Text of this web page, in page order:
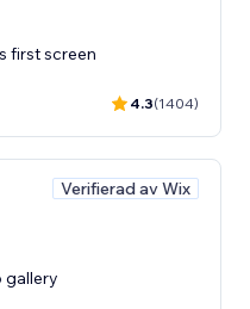
first screen
4.3(1404)
Verifierad av Wix
gallery